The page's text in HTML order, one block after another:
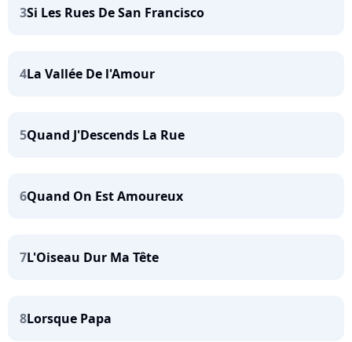
3Si Les Rues De San Francisco
4La Vallée De l'Amour
5Quand J'Descends La Rue
6Quand On Est Amoureux
7L'Oiseau Dur Ma Tête
8Lorsque Papa